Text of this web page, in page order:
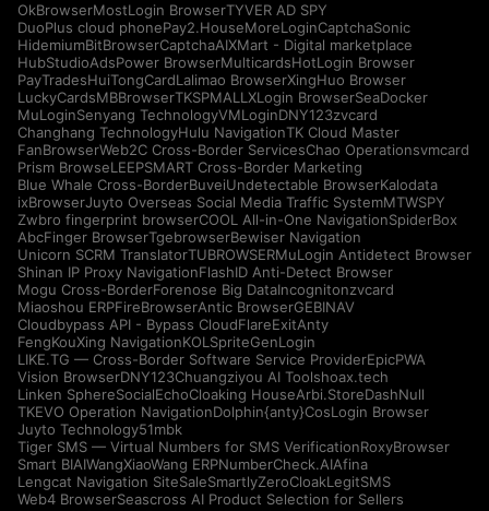
OkBrowserMostLogin BrowserTYVER AD SPY
DuoPlus cloud phonePay2.HouseMoreLoginCaptchaSonic
HidemiumBitBrowserCaptchaAIXMart - Digital marketplace
HubStudioAdsPower BrowserMulticardsHotLogin Browser
PayTradesHuiTongCardLalimao BrowserXingHuo Browser
LuckyCardsMBBrowserTKSPMALLXLogin BrowserSeaDocker
MuLoginSenyang TechnologyVMLoginDNY123zvcard
Changhang TechnologyHulu NavigationTK Cloud Master
FanBrowserWeb2C Cross-Border ServicesChao Operationsvmcard
Prism BrowseLEEPSMART Cross-Border Marketing
Blue Whale Cross-BorderBuveiUndetectable BrowserKalodata
ixBrowserJuyto Overseas Social Media Traffic SystemMTWSPY
Zwbro fingerprint browserCOOL All-in-One NavigationSpiderBox
AbcFinger BrowserTgebrowserBewiser Navigation
Unicorn SCRM TranslatorTUBROWSERMuLogin Antidetect Browser
Shinan IP Proxy NavigationFlashID Anti-Detect Browser
Mogu Cross-BorderForenose Big DataIncognitonzvcard
Miaoshou ERPFireBrowserAntic BrowserGEBINAV
Cloudbypass API - Bypass CloudFlareExitAnty
FengKouXing NavigationKOLSpriteGenLogin
LIKE.TG — Cross-Border Software Service ProviderEpicPWA
Vision BrowserDNY123Chuangziyou AI Toolshoax.tech
Linken SphereSocialEchoCloaking HouseArbi.StoreDashNull
TKEVO Operation NavigationDolphin{anty}CosLogin Browser
Juyto Technology51mbk
Tiger SMS — Virtual Numbers for SMS VerificationRoxyBrowser
Smart BIAIWangXiaoWang ERPNumberCheck.AIAfina
Lengcat Navigation SiteSaleSmartlyZeroCloakLegitSMS
Web4 BrowserSeascross AI Product Selection for Sellers